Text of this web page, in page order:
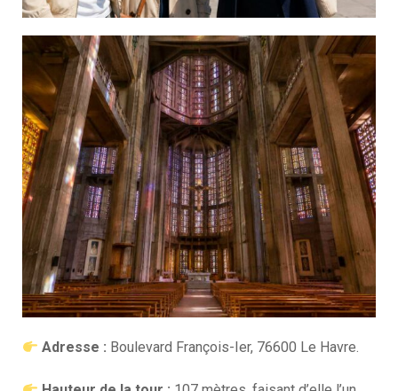
Adresse : Boulevard François-Ier, 76600 Le Havre.